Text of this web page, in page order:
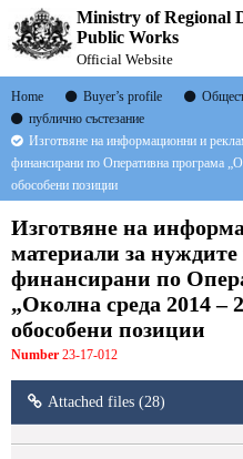
Ministry of Regional
Public Works
Official Website
Home Buyer’s profile
публично състезание
Изготвяне на информационни и
финансирани по Оперативна програма
обособени позиции
Изготвяне на
материали за
финансирани по
„Околна среда 2014 –
обособени позиции
Number 23-17-012
Attached files (28)